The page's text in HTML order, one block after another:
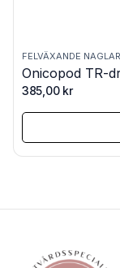
FELVÄXANDE
Onicopod TR-
385,00 kr